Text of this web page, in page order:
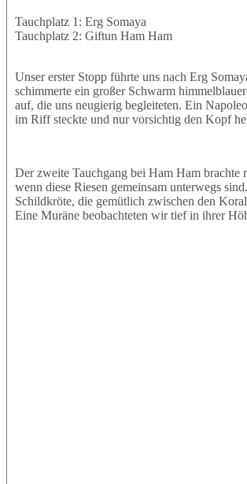
Tauchplatz 1: Erg Somaya
Tauchplatz 2: Giftun Ham Ham
Unser erster Stopp führte uns nach Erg
schimmerte ein großer Schwarm
auf, die uns neugierig begleiteten. Ein
im Riff steckte und nur vorsichtig den Kopf
Der zweite Tauchgang bei Ham Ham
wenn diese Riesen gemeinsam unterwegs
Schildkröte, die gemütlich zwischen den
Eine Muräne beobachteten wir tief in ihrer